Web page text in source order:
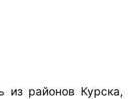
из районов Курска,